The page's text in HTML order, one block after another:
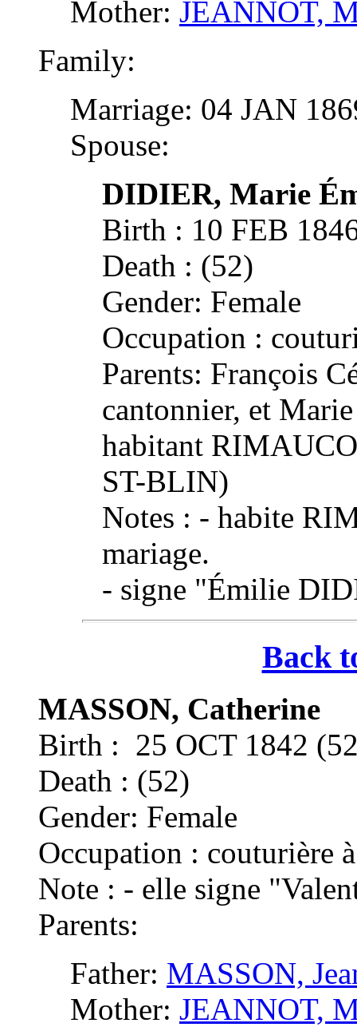
Mother: JEANNOT,
Family:
Marriage: 04 JAN
Spouse:
DIDIER, Marie
Birth : 10 FEB
Death : (52)
Gender: Female
Occupation :
Parents: François
cantonnier, et
habitant
ST-BLIN)
Notes : - habite
mariage.
- signe "Émilie
Back
MASSON, Catherine
Birth : 25 OCT 1842
Death : (52)
Gender: Female
Occupation : couturière
Note : - elle signe
Parents:
Father: MASSON,
Mother: JEANNOT,